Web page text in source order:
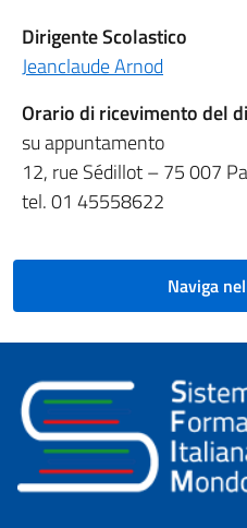
Dirigente Scolastico
Jeanclaude Arnod
Orario di ricevimento del
su appuntamento
12, rue Sédillot – 75 007
tel. 01 45558622
Naviga